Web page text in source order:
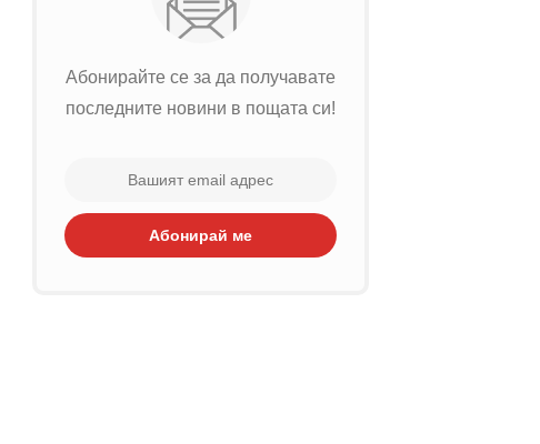
Абонирайте се за да получавате
последните новини в пощата си!
Абонирай ме